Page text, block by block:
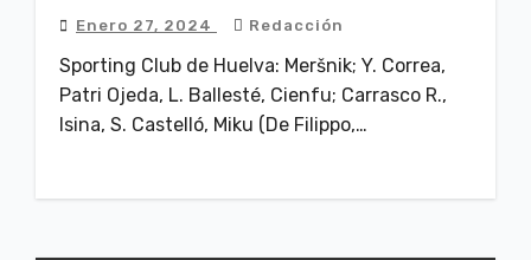
Enero 27, 2024 Redacción
Sporting Club de Huelva: Meršnik; Y. Correa,
Patri Ojeda, L. Ballesté, Cienfu; Carrasco R.,
Isina, S. Castelló, Miku (De Filippo,…